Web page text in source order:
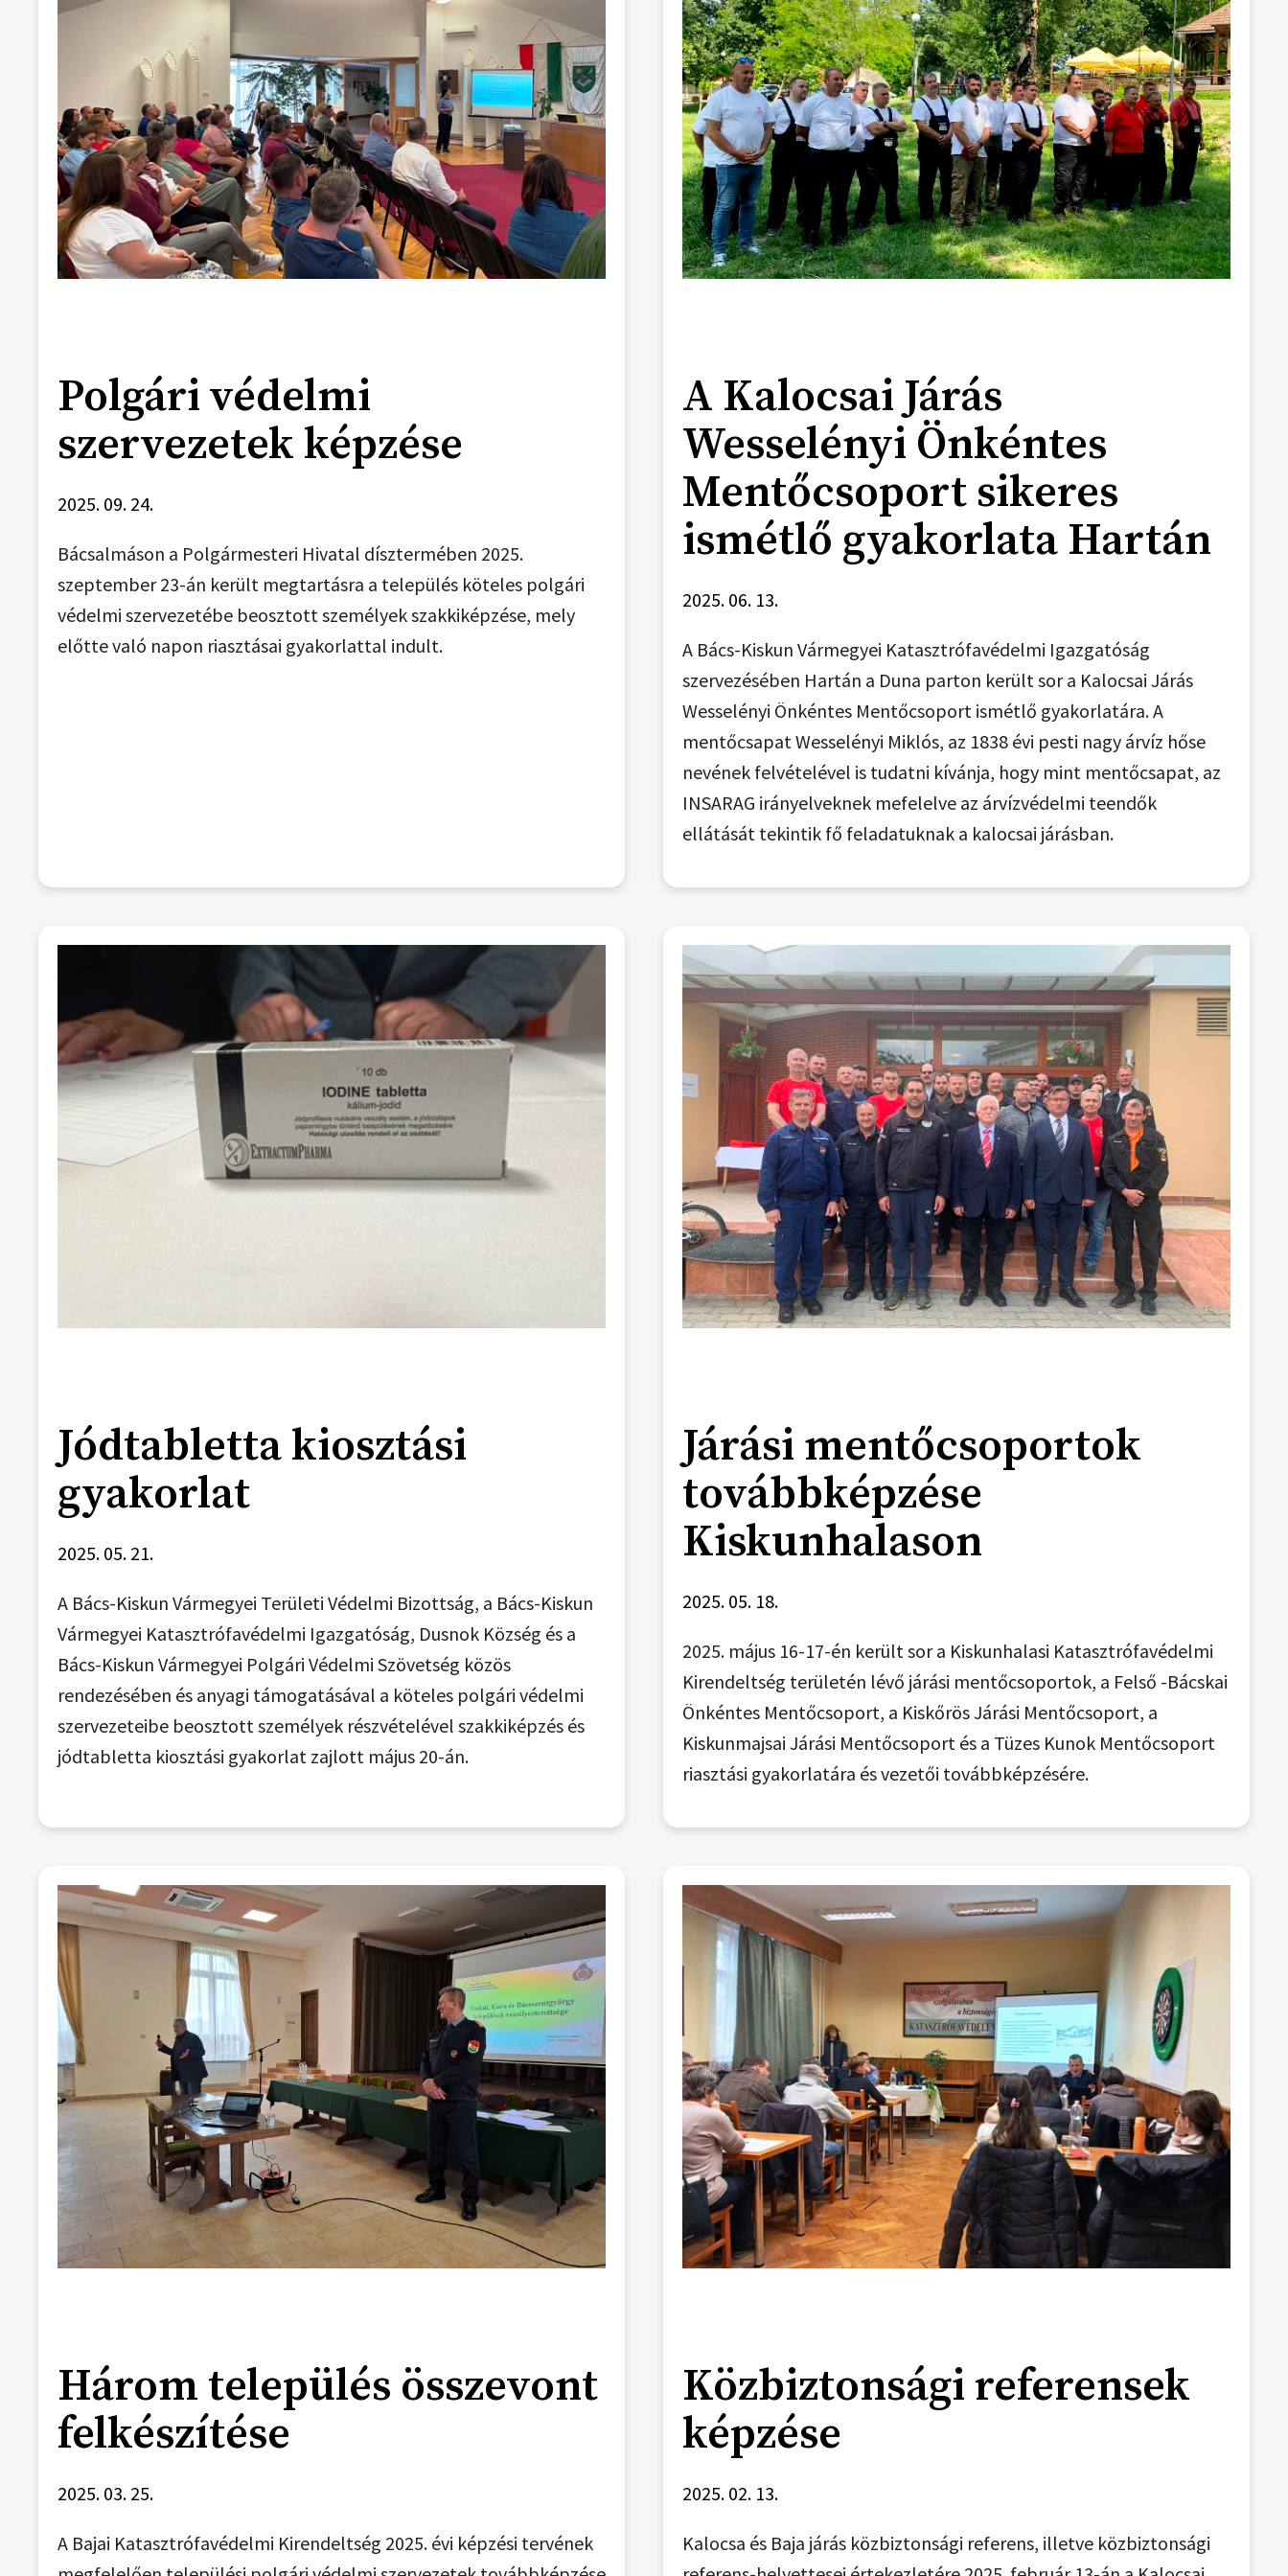
Polgári védelmi
szervezetek képzése
2025. 09. 24.
Bácsalmáson a Polgármesteri Hivatal dísztermében 2025.
szeptember 23-án került megtartásra a település köteles polgári
védelmi szervezetébe beosztott személyek szakkiképzése, mely
előtte való napon riasztásai gyakorlattal indult.
A Kalocsai Járás
Wesselényi Önkéntes
Mentőcsoport sikeres
ismétlő gyakorlata Hartán
2025. 06. 13.
A Bács-Kiskun Vármegyei Katasztrófavédelmi Igazgatóság
szervezésében Hartán a Duna parton került sor a Kalocsai Járás
Wesselényi Önkéntes Mentőcsoport ismétlő gyakorlatára. A
mentőcsapat Wesselényi Miklós, az 1838 évi pesti nagy árvíz hőse
nevének felvételével is tudatni kívánja, hogy mint mentőcsapat, az
INSARAG irányelveknek mefelelve az árvízvédelmi teendők
ellátását tekintik fő feladatuknak a kalocsai járásban.
Jódtabletta kiosztási
gyakorlat
2025. 05. 21.
A Bács-Kiskun Vármegyei Területi Védelmi Bizottság, a Bács-Kiskun
Vármegyei Katasztrófavédelmi Igazgatóság, Dusnok Község és a
Bács-Kiskun Vármegyei Polgári Védelmi Szövetség közös
rendezésében és anyagi támogatásával a köteles polgári védelmi
szervezeteibe beosztott személyek részvételével szakkiképzés és
jódtabletta kiosztási gyakorlat zajlott május 20-án.
Járási mentőcsoportok
továbbképzése
Kiskunhalason
2025. 05. 18.
2025. május 16-17-én került sor a Kiskunhalasi Katasztrófavédelmi
Kirendeltség területén lévő járási mentőcsoportok, a Felső -Bácskai
Önkéntes Mentőcsoport, a Kiskőrös Járási Mentőcsoport, a
Kiskunmajsai Járási Mentőcsoport és a Tüzes Kunok Mentőcsoport
riasztási gyakorlatára és vezetői továbbképzésére.
Három település összevont
felkészítése
2025. 03. 25.
A Bajai Katasztrófavédelmi Kirendeltség 2025. évi képzési tervének
Közbiztonsági referensek
képzése
2025. 02. 13.
Kalocsa és Baja járás közbiztonsági referens, illetve közbiztonsági